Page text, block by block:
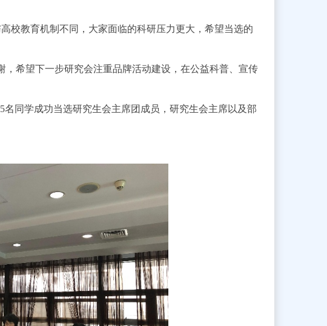
校教育机制不同，大家面临的科研压力更大，希望当选的
希望下一步研究会注重品牌活动建设，在公益科普、宣传
5名同学成功当选研究生会主席团成员，研究生会主席以及部